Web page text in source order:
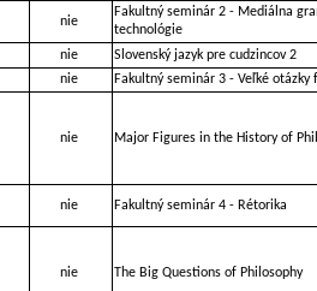
nie
Fakultný seminár 2 - Mediálna
technológie
nie
Slovenský jazyk pre cudzincov 2
nie Fakultný seminár 3 - Veľké otázky
nie Major Figures in the History of
nie Fakultný seminár 4 - Rétorika
nie The Big Questions of Philosophy